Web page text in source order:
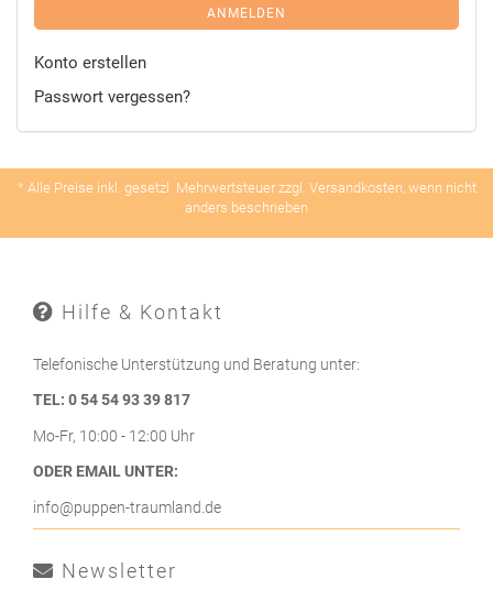
ANMELDEN
Konto erstellen
Passwort vergessen?
* Alle Preise inkl. gesetzl. Mehrwertsteuer zzgl. Versandkosten, wenn nicht
anders beschrieben
Hilfe & Kontakt
Telefonische Unterstützung und Beratung unter:
TEL: 0 54 54 93 39 817
Mo-Fr, 10:00 - 12:00 Uhr
ODER EMAIL UNTER:
info@puppen-traumland.de
Newsletter